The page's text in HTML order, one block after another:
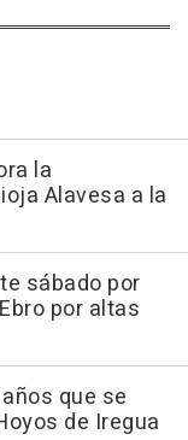
la
Alavesa a la
sábado por
por altas
que se
de Iregua